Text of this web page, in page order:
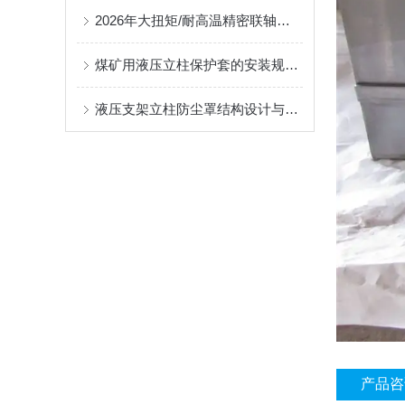
2026年大扭矩/耐高温精密联轴器定制找哪家？能实现精准定制的优质厂家盘点
煤矿用液压立柱保护套的安装规范与使用寿命提升方案
液压支架立柱防尘罩结构设计与密封防护原理
产品